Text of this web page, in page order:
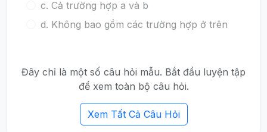
c. Cả trường hợp a và b
d. Không bao gồm các trường hợp ở trên
Đây chỉ là một số câu hỏi mẫu. Bắt đầu luyện tập
để xem toàn bộ câu hỏi.
Xem Tất Cả Câu Hỏi